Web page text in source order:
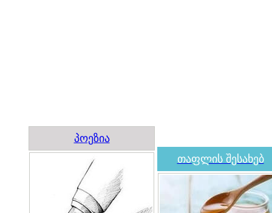
პოეზია
თაფლის შესახებ